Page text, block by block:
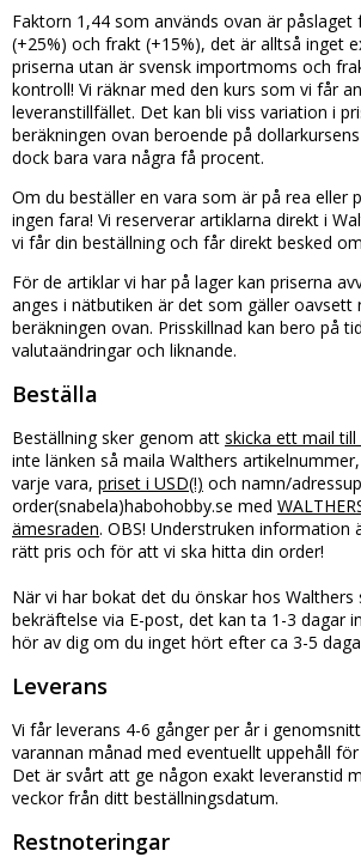
Faktorn 1,44 som används ovan är
(+25%) och frakt (+15%), det är alltså inget
priserna utan är svensk importmoms och
kontroll! Vi räknar med den kurs som vi får
leveranstillfället. Det kan bli viss variation i
beräkningen ovan beroende på
dock bara vara några få procent.
Om du beställer en vara som är på rea eller
ingen fara! Vi reserverar artiklarna direkt i
vi får din beställning och får direkt besked
För de artiklar vi har på lager kan priserna
anges i nätbutiken är det som gäller oavsett
beräkningen ovan. Prisskillnad kan bero på
valutaändringar och liknande.
Beställa
Beställning sker genom att skicka ett mail till
inte länken så maila Walthers
varje vara, priset i USD(!) och namn/
order(snabela)habohobby.se med
ämesraden. OBS! Understruken information
rätt pris och för att vi ska hitta din order!
När vi har bokat det du önskar hos Walthers
bekräftelse via E-post, det kan ta 1-3 dagar
hör av dig om du inget hört efter ca 3-5
Leverans
Vi får leverans 4-6 gånger per år i
varannan månad med eventuellt uppehåll
Det är svårt att ge någon exakt leveranstid
veckor från ditt beställningsdatum.
Restnoteringar